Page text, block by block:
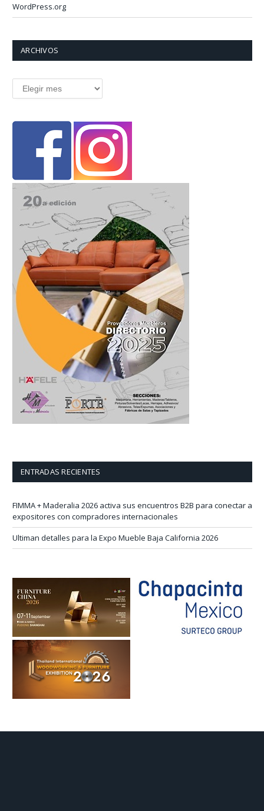
WordPress.org
ARCHIVOS
ENTRADAS RECIENTES
FIMMA + Maderalia 2026 activa sus encuentros B2B para conectar a
expositores con compradores internacionales
Ultiman detalles para la Expo Mueble Baja California 2026